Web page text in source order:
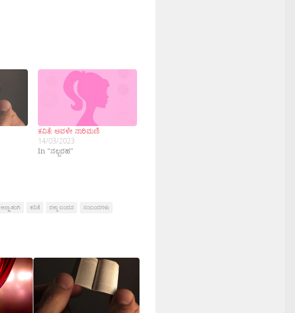
ಕವಿತೆ: ಅವಳೇ ನಾರಿಮಣಿ
14/03/2023
In "ನಲ್ಬರಹ"
ಅಣ್ಣ-ತಂಗಿ ಕವಿತೆ ರಕ್ಶಾ ಬಂದನ ಸಂಬಂದಗಳು